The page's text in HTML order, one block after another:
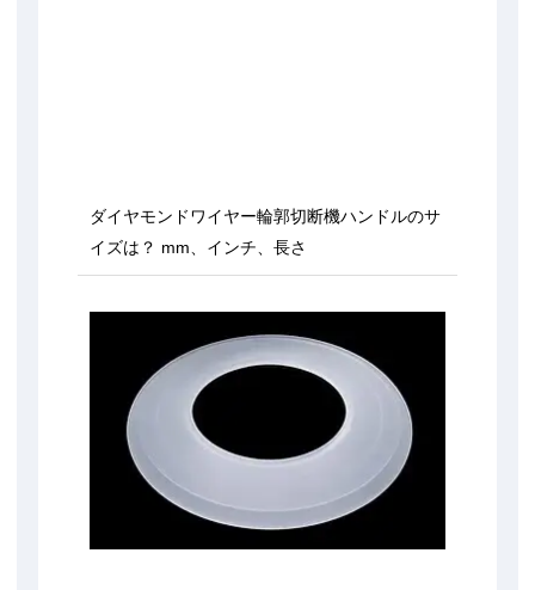
ダイヤモンドワイヤー輪郭切断機ハンドルのサ
イズは？ mm、インチ、長さ